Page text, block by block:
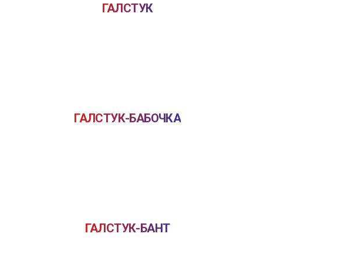
ГАЛСТУК
ГАЛСТУК-БАБОЧКА
ГАЛСТУК-БАНТ